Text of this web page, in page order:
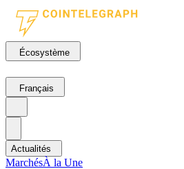
Écosystème
Français
Actualités
MarchésÀ la Une